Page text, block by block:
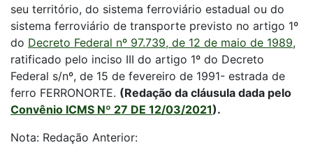
seu território, do sistema ferroviário estadual ou do
sistema ferroviário de transporte previsto no artigo 1º
do Decreto Federal nº 97.739, de 12 de maio de 1989,
ratificado pelo inciso III do artigo 1º do Decreto
Federal s/nº, de 15 de fevereiro de 1991- estrada de
ferro FERRONORTE. (Redação da cláusula dada pelo
Convênio ICMS Nº 27 DE 12/03/2021).
Nota: Redação Anterior: